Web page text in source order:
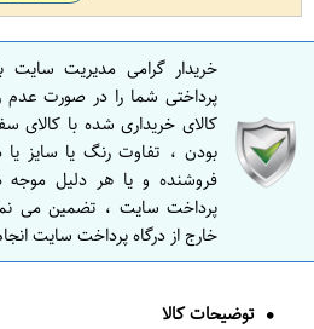
خریدار گرامی مدیریت سایت
پرداختی شما را در صورت
کالای خریداری شده با کالای
بودن ، تفاوت رنگ یا سایز
فروشنده و یا هر دلیل موجه
پرداخت سایت ، تضمین می
خارج از درگاه پرداخت سایت
توضیحات کالا